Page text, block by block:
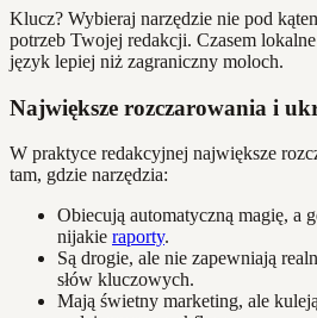
Klucz? Wybieraj narzędzie nie pod
potrzeb Twojej redakcji. Czasem
język lepiej niż zagraniczny moloch.
Największe rozczarowania i
W praktyce redakcyjnej największe
tam, gdzie narzędzia:
Obiecują automatyczną magię, a
nijakie raporty.
Są drogie, ale nie zapewniają
słów kluczowych.
Mają świetny marketing, ale